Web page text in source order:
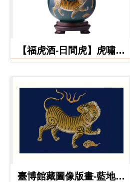
【福虎酒-日間虎】虎嘯台
臺博館藏圖像版畫-藍地黃